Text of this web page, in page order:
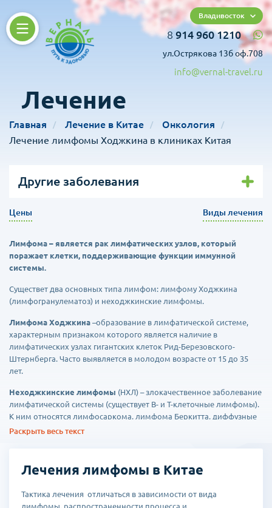
Владивосток
8 914 960 1210
ул.Острякова 13б оф.708
info@vernal-travel.ru
Лечение
Главная Лечение в Китае
Онкология
Лечение лимфомы Ходжкина в клиниках Китая
Другие заболевания
Цены Виды лечения
Лимфома – является рак лимфатических узлов, который
поражает клетки, поддерживающие функции иммунной
системы.
Существет два основных типа лимфом: лимфому Ходжкина
(лимфогранулематоз) и неходжкинские лимфомы.
Лимфома Ходжкина –образование в лимфатической системе,
характерным признаком которого является наличие в
лимфатических узлах гигантских клеток Рид-Березовского-
Штернберга. Часто выявляется в молодом возрасте от 15 до 35
лет.
Неходжкинские лимфомы (НХЛ) – злокачественное заболевание
лимфатической системы (существует B- и T-клеточные лимфомы).
К ним относятся лимфосаркома, лимфома Беркитта, диффузные
мелко- и крупноклеточные лимфомы, Т-клеточные
Неходжкинская лимфома поддается лечению хуже, чем лимфома
Раскрыть весь текст
Лечения лимфомы в Китае
Тактика лечения отличаться в зависимости от вида
лимфомы, распространенности процесса и